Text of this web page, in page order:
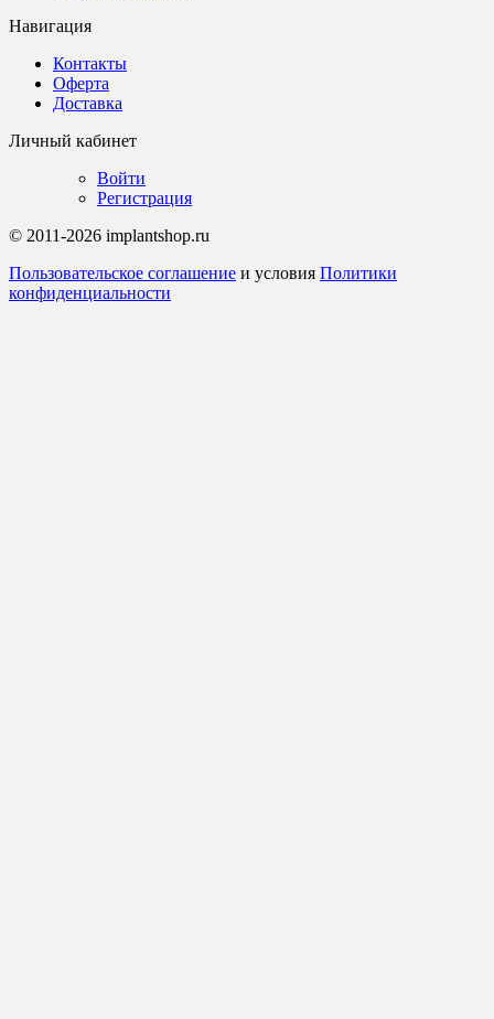
Навигация
Контакты
Оферта
Доставка
Личный кабинет
Войти
Регистрация
© 2011-2026 implantshop.ru
Пользовательское соглашение и условия Политики
конфиденциальности